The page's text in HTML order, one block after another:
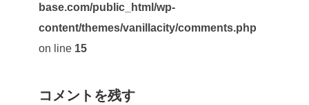
base.com/public_html/wp-
content/themes/vanillacity/comments.php
on line 15
コメントを残す